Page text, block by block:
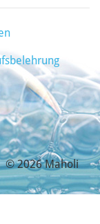
© 2026 Maholi